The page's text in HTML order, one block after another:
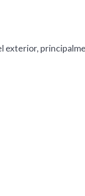
exterior,